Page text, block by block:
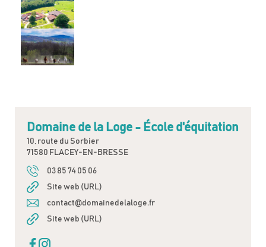
Domaine de la Loge - École d'équitation
10, route du Sorbier
71580 FLACEY-EN-BRESSE
03 85 74 05 06
Site web (URL)
contact@domainedelaloge.fr
Site web (URL)